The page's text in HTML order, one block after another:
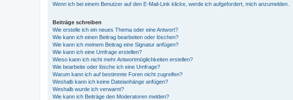
Wenn ich bei einem Benutzer auf den E-Mail-Link klicke, werde ich aufgefordert, mich anzumelden.
Beiträge schreiben
Wie erstelle ich ein neues Thema oder eine Antwort?
Wie kann ich einen Beitrag bearbeiten oder löschen?
Wie kann ich meinem Beitrag eine Signatur anfügen?
Wie kann ich eine Umfrage erstellen?
Wieso kann ich nicht mehr Antwortmöglichkeiten erstellen?
Wie bearbeite oder lösche ich eine Umfrage?
Warum kann ich auf bestimmte Foren nicht zugreifen?
Weshalb kann ich keine Dateianhänge anfügen?
Weshalb wurde ich verwarnt?
Wie kann ich Beiträge den Moderatoren melden?